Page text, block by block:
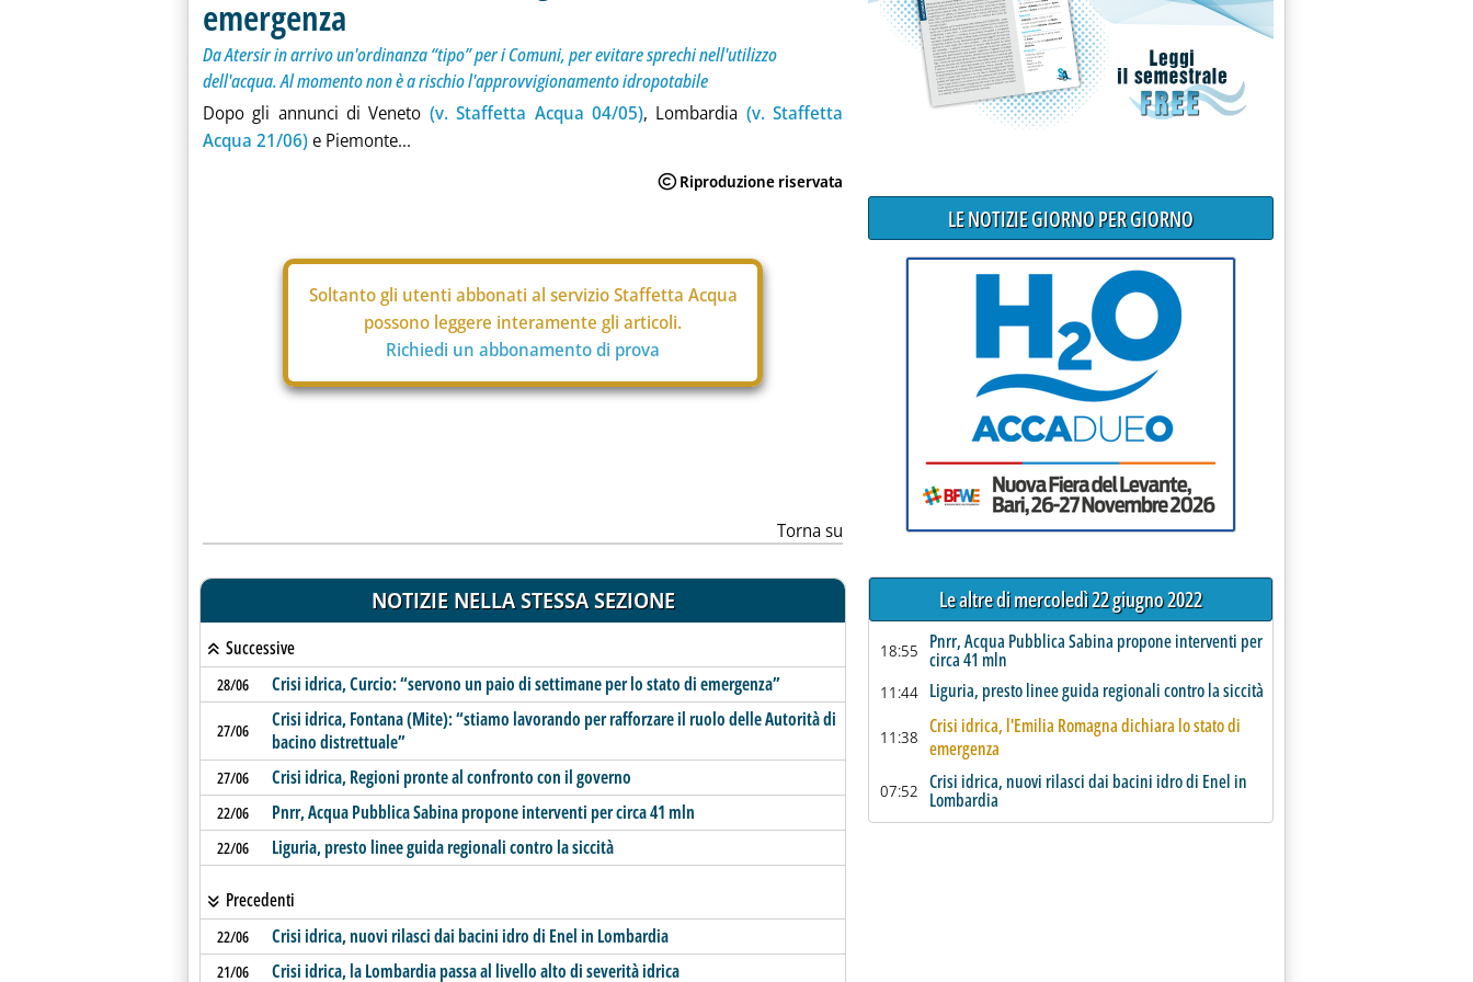
emergenza
Da Atersir in arrivo un'ordinanza “tipo” per i Comuni, per evitare sprechi nell'utilizzo
dell'acqua. Al momento non è a rischio l'approvvigionamento idropotabile
Dopo gli annunci di Veneto (v. Staffetta Acqua 04/05), Lombardia (v. Staffetta
Acqua 21/06)e Piemonte...
Soltanto gli utenti abbonati al servizio Staffetta Acqua
possono leggere interamente gli articoli.
Richiedi un abbonamento di prova
Torna su
NOTIZIE NELLA STESSA SEZIONE
Successive
28/06 Crisi idrica, Curcio: “servono un paio di settimane per lo stato di emergenza”
27/06
Crisi idrica, Fontana (Mite): “stiamo lavorando per rafforzare il ruolo delle Autorità di
bacino distrettuale”
27/06 Crisi idrica, Regioni pronte al confronto con il governo
22/06 Pnrr, Acqua Pubblica Sabina propone interventi per circa 41 mln
22/06 Liguria, presto linee guida regionali contro la siccità
Precedenti
22/06 Crisi idrica, nuovi rilasci dai bacini idro di Enel in Lombardia
21/06 Crisi idrica, la Lombardia passa al livello alto di severità idrica
LE NOTIZIE GIORNO PER GIORNO
Le altre di mercoledì 22 giugno 2022
18:55 Pnrr, Acqua Pubblica Sabina propone interventi per
circa 41 mln
11:44 Liguria, presto linee guida regionali contro la siccità
11:38 Crisi idrica, l'Emilia Romagna dichiara lo stato di
emergenza
07:52 Crisi idrica, nuovi rilasci dai bacini idro di Enel in
Lombardia